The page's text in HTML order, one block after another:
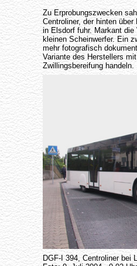
Zu Erprobungszwecken
Centroliner, der hinten
in Elsdorf fuhr. Markant die
kleinen Scheinwerfer. Ein
mehr fotografisch
Variante des Herstellers
Zwillingsbereifung handeln.
DGF-I 394, Centroliner bei